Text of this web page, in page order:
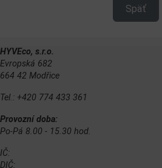
Späť
HYVEco, s.r.o.
Evropská 682
664 42 Modřice
Tel.: +420 774 433 361
Provozní doba:
Po-Pá 8.00 - 15.30 hod.
IČ:
DIČ: